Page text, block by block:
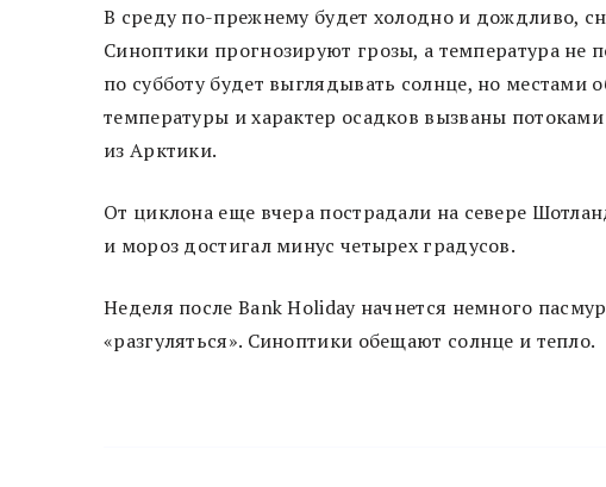
В среду по-прежнему будет холодно и дождливо,
Синоптики прогнозируют грозы, а температура не
по субботу будет выглядывать солнце, но
температуры и характер осадков вызваны
из Арктики.
От циклона еще вчера пострадали на севере
и мороз достигал минус четырех градусов.
Неделя после Bank Holiday начнется немного
«разгуляться». Синоптики обещают солнце и тепло.